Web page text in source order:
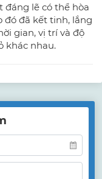
đáng lẽ có thể hòa
đó đã kết tinh, lắng
gian, vị trí và độ
khác nhau.